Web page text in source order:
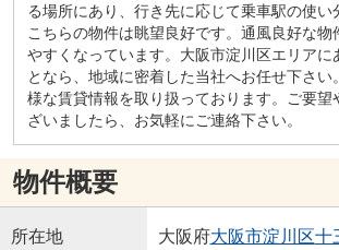
る場所にあり、行き先に応じて乗車駅の使い
こちらの物件は眺望良好です。通風良好な物
やすくなっています。大阪市淀川区エリアに
となら、地域に密着した当社へお任せ下さい
様な賃貸情報を取り扱っております。ご要望
ざいましたら、お気軽にご連絡下さい。
物件概要
所在地 大阪府大阪市淀川区十